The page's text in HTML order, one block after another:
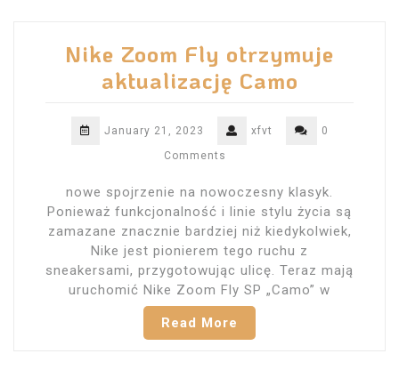
Nike Zoom Fly otrzymuje
aktualizację Camo
January 21, 2023 xfvt
0
Comments
nowe spojrzenie na nowoczesny klasyk.
Ponieważ funkcjonalność i linie stylu życia są
zamazane znacznie bardziej niż kiedykolwiek,
Nike jest pionierem tego ruchu z
sneakersami, przygotowując ulicę. Teraz mają
uruchomić Nike Zoom Fly SP „Camo” w
Read More